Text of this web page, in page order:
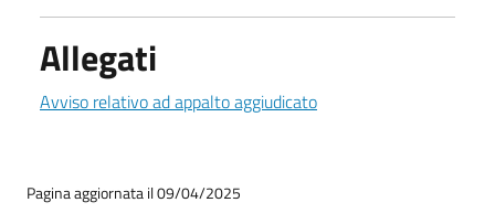
Allegati
Avviso relativo ad appalto aggiudicato
Pagina aggiornata il 09/04/2025